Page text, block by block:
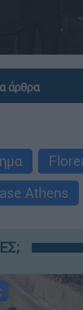
άρθρα
Athens